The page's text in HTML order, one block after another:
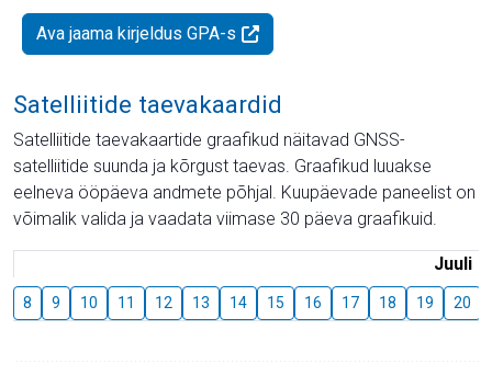
Ava jaama kirjeldus GPA-s
Satelliitide taevakaardid
Satelliitide taevakaartide graafikud näitavad GNSS-
satelliitide suunda ja kõrgust taevas. Graafikud luuakse
eelneva ööpäeva andmete põhjal. Kuupäevade paneelist on
võimalik valida ja vaadata viimase 30 päeva graafikuid.
Juuli
8 9 10 11 12 13 14 15 16 17 18 19 20